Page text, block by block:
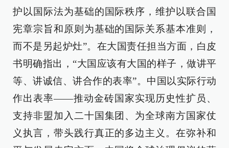
护以国际法为基础的国际秩序，维护以联合国
宪章宗旨和原则为基础的国际关系基本准则，
而不是另起炉灶”。在大国责任担当方面，白皮
书明确指出，“大国应该有大国的样子，做讲平
等、讲诚信、讲合作的表率”。中国以实际行动
作出表率——推动金砖国家实现历史性扩员、
支持非盟加入二十国集团、为全球南方国家仗
义执言，带头践行真正的多边主义。在弥补和